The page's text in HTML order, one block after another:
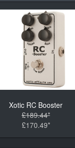
Xotic RC Booster
£189.44*
£170.49*